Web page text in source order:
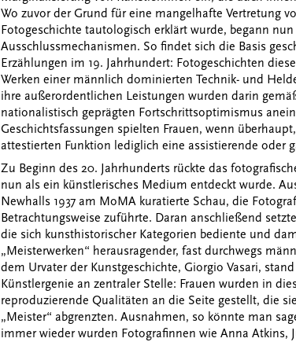
Wo zuvor der Grund für eine mangelhafte Vertretung
Fotogeschichte tautologisch erklärt wurde, begann
Ausschlussmechanismen. So findet sich die Basis
Erzählungen im 19. Jahrhundert: Fotogeschichten
Werken einer männlich dominierten Technik- und
ihre außerordentlichen Leistungen wurden darin
nationalistisch geprägten Fortschrittsoptimismus
Geschichtsfassungen spielten Frauen, wenn
attestierten Funktion lediglich eine assistierende oder
Zu Beginn des 20. Jahrhunderts rückte das
nun als ein künstlerisches Medium entdeckt wurde.
Newhalls 1937 am MoMA kuratierte Schau, die
Betrachtungsweise zuführte. Daran anschließend
die sich kunsthistorischer Kategorien bediente und
„Meisterwerken“ herausragender, fast durchwegs
dem Urvater der Kunstgeschichte, Giorgio Vasari,
Künstlergenie an zentraler Stelle: Frauen wurden in
reproduzierende Qualitäten an die Seite gestellt, die
„Meister“ abgrenzten. Ausnahmen, so könnte man
immer wieder wurden Fotografinnen wie Anna Atkins,